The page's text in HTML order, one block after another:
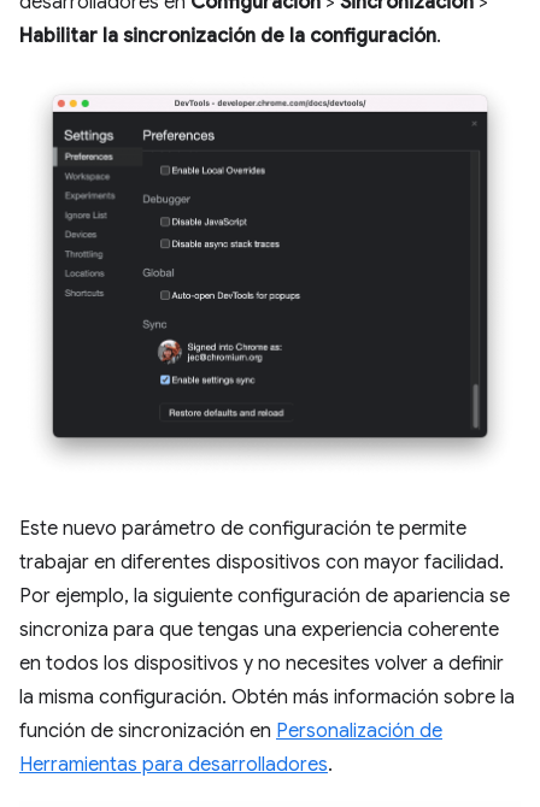
Habilitar la sincronización de la configuración.
Este nuevo parámetro de configuración te permite
trabajar en diferentes dispositivos con mayor facilidad.
Por ejemplo, la siguiente configuración de apariencia se
sincroniza para que tengas una experiencia coherente
en todos los dispositivos y no necesites volver a definir
la misma configuración. Obtén más información sobre la
función de sincronización en Personalización de
Herramientas para desarrolladores.